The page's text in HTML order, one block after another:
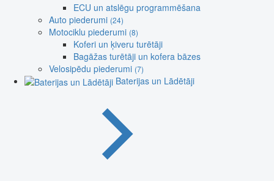
ECU un atslēgu programmēšana
Auto piederumi (24)
Motociklu piederumi (8)
Koferi un ķiveru turētāji
Bagāžas turētāji un kofera bāzes
Velosipēdu piederumi (7)
Baterijas un Lādētāji